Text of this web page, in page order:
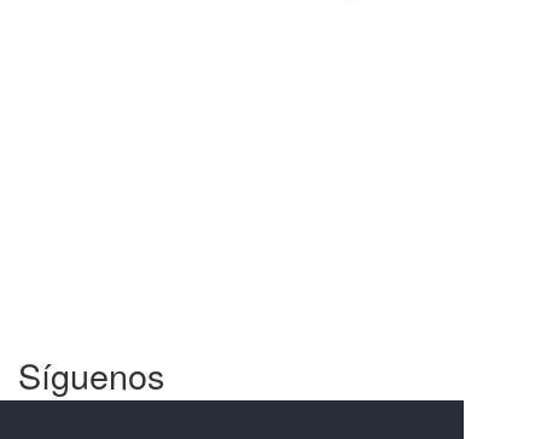
Síguenos